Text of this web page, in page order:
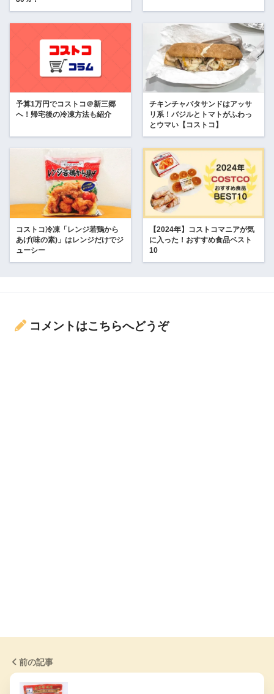
予算1万円でコストコ＠新三郷
へ！帰宅後の冷凍方法も紹介
チキンチャバタサンドはアッサ
リ系！バジルとトマトがふわっ
とウマい【コストコ】
コストコ冷凍「レンジ若鶏から
あげ(味の素)」はレンジだけでジ
ューシー
【2024年】コストコマニアが気
に入った！おすすめ食品ベスト
10
コメントはこちらへどうぞ
前の記事